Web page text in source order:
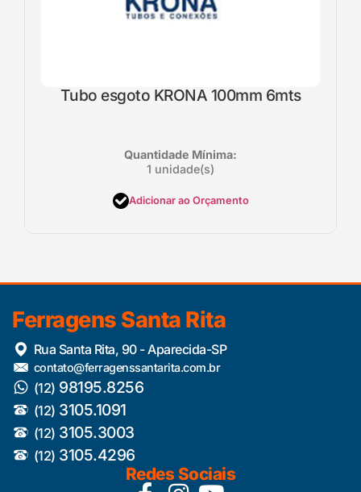
Tubo esgoto KRONA 100mm 6mts
Quantidade Mínima:
1 unidade(s)
Adicionar ao Orçamento
Ferragens Santa Rita
Rua Santa Rita, 90 - Aparecida-SP
contato@ferragenssantarita.com.br
(12) 98195.8256
(12) 3105.1091
(12) 3105.3003
(12) 3105.4296
Redes Sociais